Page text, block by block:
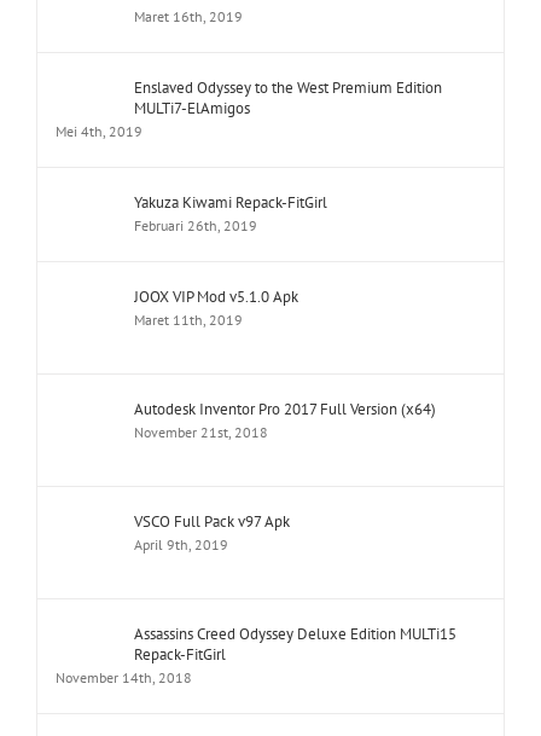
Maret 16th, 2019
Enslaved Odyssey to the West Premium Edition
MULTi7-ElAmigos
Mei 4th, 2019
Yakuza Kiwami Repack-FitGirl
Februari 26th, 2019
JOOX VIP Mod v5.1.0 Apk
Maret 11th, 2019
Autodesk Inventor Pro 2017 Full Version (x64)
November 21st, 2018
VSCO Full Pack v97 Apk
April 9th, 2019
Assassins Creed Odyssey Deluxe Edition MULTi15
Repack-FitGirl
November 14th, 2018